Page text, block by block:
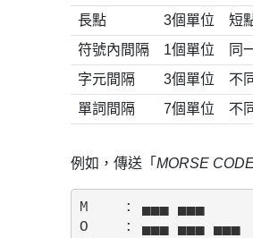
長點
3個單位
短
符號內間隔
1個單位
同
字元間隔
3個單位
不
單詞間隔
7個單位 不
例如，傳送「MORSE
M    : ▄▄▄ ▄▄▄
O    : ▄▄▄ ▄▄▄ ▄▄▄